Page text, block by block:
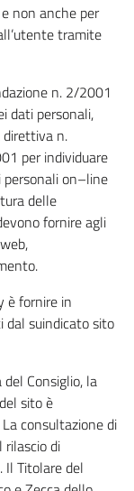
non anche per
tramite
n. 2/2001
dati personali,
direttiva n.
per individuare
on–line
delle
fornire agli
è fornire in
dal suindicato sito
Consiglio, la
sito è
consultazione di
di
Il Titolare del